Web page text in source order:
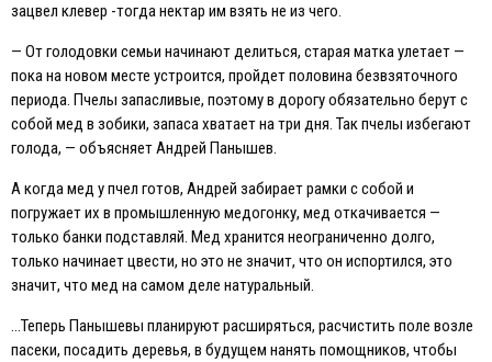
зацвел клевер -тогда нектар им взять не из чего.
— От голодовки семьи начинают делиться, старая матка улетает —
пока на новом месте устроится, пройдет половина безвзяточного
периода. Пчелы запасливые, поэтому в дорогу обязательно берут с
собой мед в зобики, запаса хватает на три дня. Так пчелы избегают
голода, — объясняет Андрей Панышев.
А когда мед у пчел готов, Андрей забирает рамки с собой и
погружает их в промышленную медогонку, мед откачивается —
только банки подставляй. Мед хранится неограниченно долго,
только начинает цвести, но это не значит, что он испортился, это
значит, что мед на самом деле натуральный.
…Теперь Панышевы планируют расширяться, расчистить поле возле
пасеки, посадить деревья, в будущем нанять помощников, чтобы